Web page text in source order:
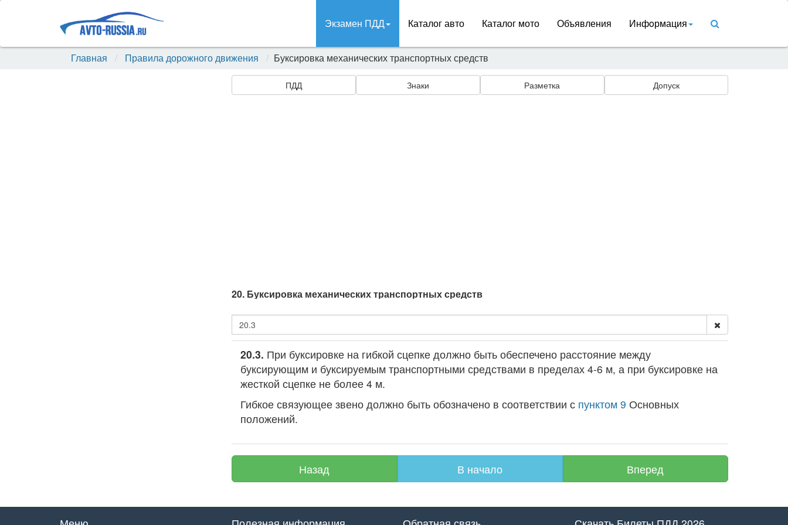
Экзамен ПДД Каталог авто Каталог мото Объявления Инфoрмация
Главная Правила дорожного движения Буксировка механических транспортных средств
ПДД Знаки Разметка Допуск
20. Буксировка механических транспортных средств
20.3. При буксировке на гибкой сцепке должно быть обеспечено расстояние между
буксирующим и буксируемым транспортными средствами в пределах 4-6 м, а при буксировке на
жесткой сцепке не более 4 м.
Гибкое связующее звено должно быть обозначено в соответствии с пунктом 9 Основных
положений.
Назад В начало Вперед